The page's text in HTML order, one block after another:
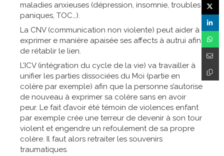
maladies anxieuses (dépression, insomnie, troubles
paniques, TOC…).
La CNV (communication non violente) peut aider à
exprimer e manière apaisée ses affects à autrui afin
de rétablir le lien.
L’ICV (intégration du cycle de la vie) va travailler à
unifier les parties dissociées du Moi (partie en
colère par exemple) afin que la personne s’autorise
de nouveau à exprimer sa colère sans en avoir
peur. Le fait d’avoir été témoin de violences enfant
par exemple crée une terreur de devenir à son tour
violent et engendre un refoulement de sa propre
colère. Il faut alors retraiter les souvenirs
traumatiques.